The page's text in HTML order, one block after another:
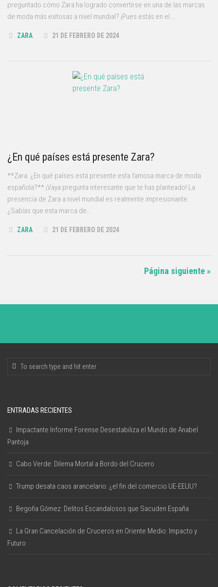
preguntado cómo Zara ha logrado convertirse en una de las marcas
de moda más exitosas a nivel mundial? ¡Pues estás en el...
ZARA 21 DE FEBRERO DE 2024
¿En qué países está presente Zara?
**Zara: ¿En qué países está presente esta famosa marca de moda
española?** ¡Vaya pregunta interesante que te has planteado! La
presencia de Zara a nivel mundial es realmente impresionante.
¿Sabías que esta marca de...
ZARA 21 DE FEBRERO DE 2024
Página siguiente »
ENTRADAS RECIENTES
Impactante Informe Forense Desestabiliza el Mundo de Anabel
Pantoja
Cabo Verde: Dilema Mortal a Bordo del Crucero
Trump desata caos arancelario: ¿el fin del comercio UE-EEUU?
Begoña Gómez: Delitos Escandalosos que Sacuden España
La Gran Cancelación de Cruceros en Oriente Medio: Impacto y
Futuro